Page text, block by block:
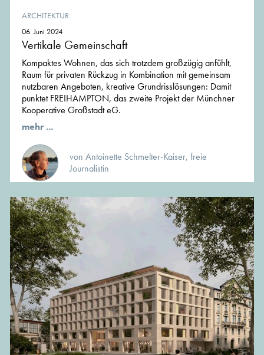
ARCHITEKTUR
06. Juni 2024
Vertikale Gemeinschaft
Kompaktes Wohnen, das sich trotzdem großzügig anfühlt,
Raum für privaten Rückzug in Kombination mit gemeinsam
nutzbaren Angeboten, kreative Grundrisslösungen: Damit
punktet FREIHAMPTON, das zweite Projekt der Münchner
Kooperative Großstadt eG.
mehr ...
von Antoinette Schmelter-Kaiser, freie
Journalistin